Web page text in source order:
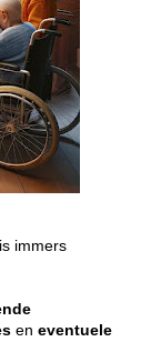
is immers
en eventuele